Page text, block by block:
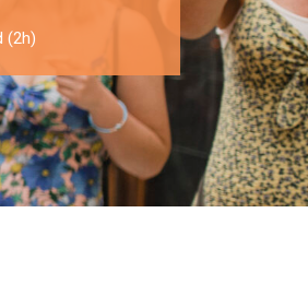
(2h)